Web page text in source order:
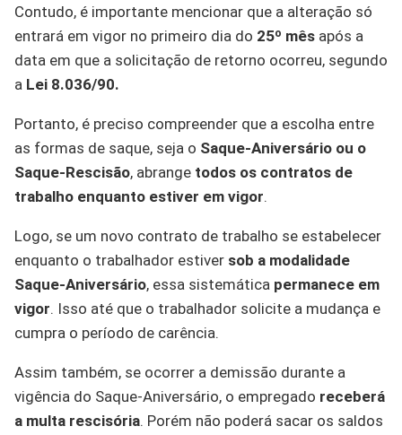
Contudo, é importante mencionar que a alteração só
entrará em vigor no primeiro dia do 25º mês após a
data em que a solicitação de retorno ocorreu, segundo
a Lei 8.036/90.
Portanto, é preciso compreender que a escolha entre
as formas de saque, seja o Saque-Aniversário ou o
Saque-Rescisão, abrange todos os contratos de
trabalho enquanto estiver em vigor.
Logo, se um novo contrato de trabalho se estabelecer
enquanto o trabalhador estiver sob a modalidade
Saque-Aniversário, essa sistemática permanece em
vigor. Isso até que o trabalhador solicite a mudança e
cumpra o período de carência.
Assim também, se ocorrer a demissão durante a
vigência do Saque-Aniversário, o empregado receberá
a multa rescisória. Porém não poderá sacar os saldos